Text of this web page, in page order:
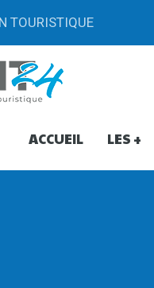
TOURISTIQUE
ACCUEIL LES +